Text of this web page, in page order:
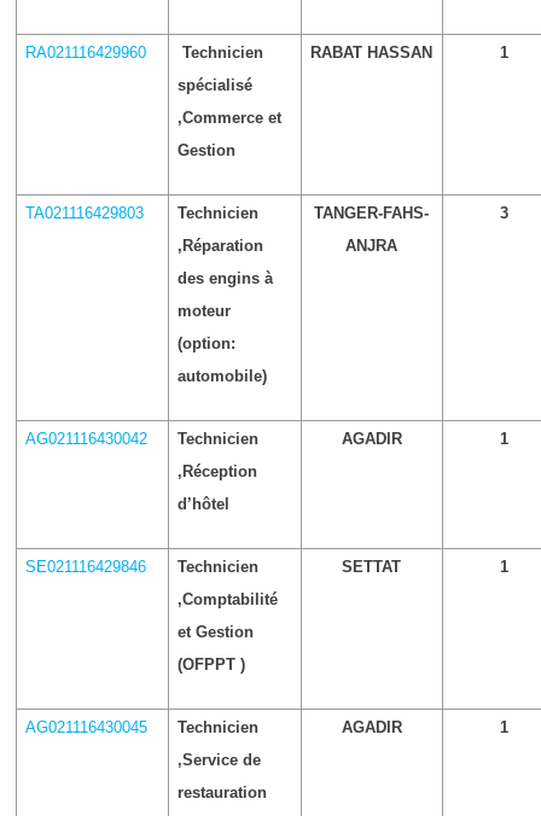
RA021116429960
Technicien
spécialisé
,Commerce et
Gestion
RABAT HASSAN 1
TA021116429803
Technicien
,Réparation
des engins à
moteur
(option:
automobile)
TANGER-FAHS-
ANJRA
3
AG021116430042
Technicien
,Réception
d’hôtel
AGADIR 1
SE021116429846
Technicien
,Comptabilité
et Gestion
(OFPPT )
SETTAT 1
AG021116430045
Technicien
,Service de
restauration
AGADIR 1